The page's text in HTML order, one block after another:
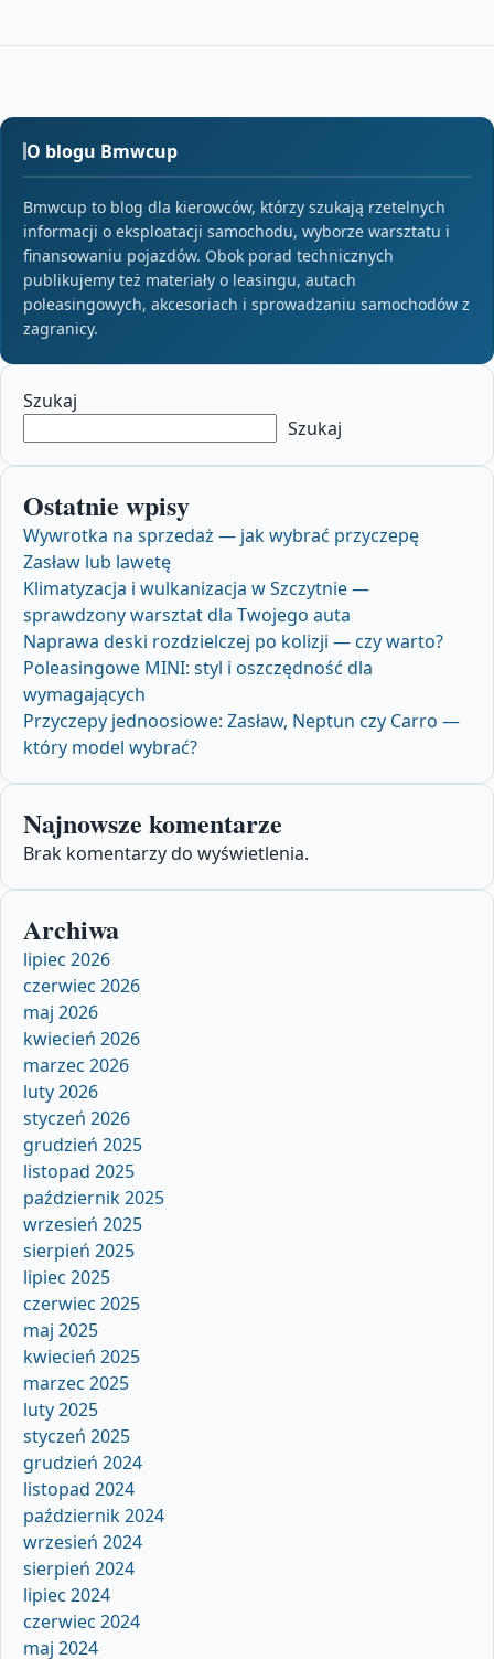
O blogu Bmwcup
Bmwcup to blog dla kierowców, którzy szukają rzetelnych
informacji o eksploatacji samochodu, wyborze warsztatu i
finansowaniu pojazdów. Obok porad technicznych
publikujemy też materiały o leasingu, autach
poleasingowych, akcesoriach i sprowadzaniu samochodów z
zagranicy.
Szukaj
Szukaj
Ostatnie wpisy
Wywrotka na sprzedaż — jak wybrać przyczepę
Zasław lub lawetę
Klimatyzacja i wulkanizacja w Szczytnie —
sprawdzony warsztat dla Twojego auta
Naprawa deski rozdzielczej po kolizji — czy warto?
Poleasingowe MINI: styl i oszczędność dla
wymagających
Przyczepy jednoosiowe: Zasław, Neptun czy Carro —
który model wybrać?
Najnowsze komentarze
Brak komentarzy do wyświetlenia.
Archiwa
lipiec 2026
czerwiec 2026
maj 2026
kwiecień 2026
marzec 2026
luty 2026
styczeń 2026
grudzień 2025
listopad 2025
październik 2025
wrzesień 2025
sierpień 2025
lipiec 2025
czerwiec 2025
maj 2025
kwiecień 2025
marzec 2025
luty 2025
styczeń 2025
grudzień 2024
listopad 2024
październik 2024
wrzesień 2024
sierpień 2024
lipiec 2024
czerwiec 2024
maj 2024